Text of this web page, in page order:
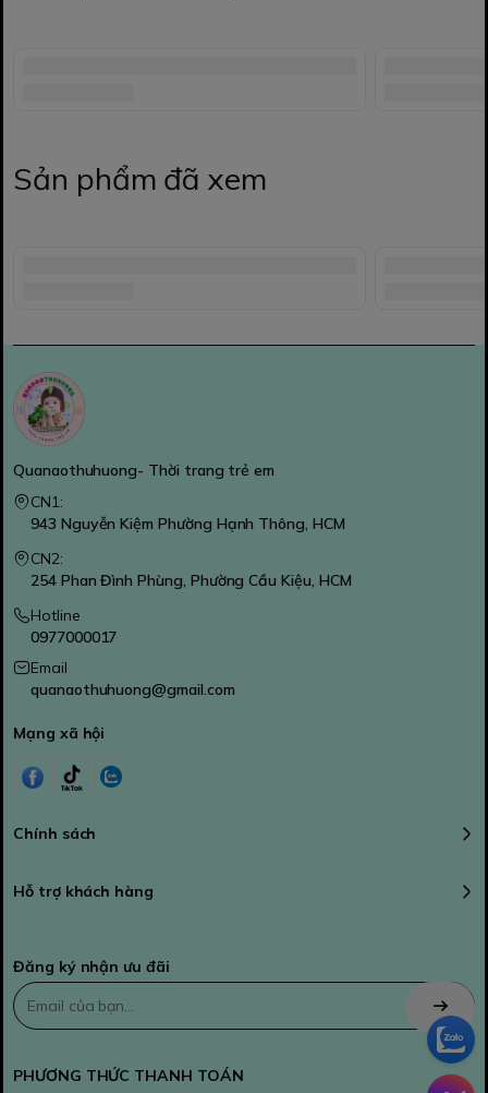
Sản phẩm đã xem
Quanaothuhuong- Thời trang trẻ em
CN1:
943 Nguyễn Kiệm Phường Hạnh Thông, HCM
CN2:
254 Phan Đình Phùng, Phường Cầu Kiệu, HCM
Hotline
0977000017
Email
quanaothuhuong@gmail.com
Mạng xã hội
Chính sách
Hỗ trợ khách hàng
Đăng ký nhận ưu đãi
PHƯƠNG THỨC THANH TOÁN